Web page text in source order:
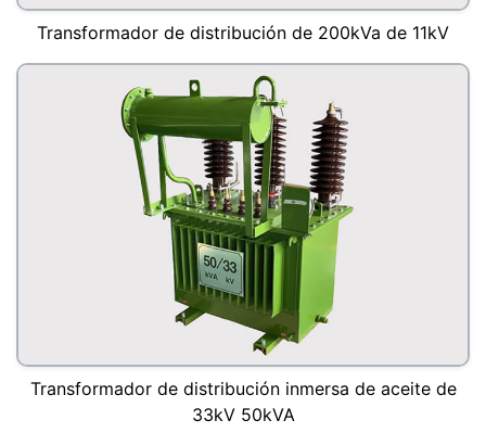
Transformador de distribución de 200kVa de 11kV
Transformador de distribución inmersa de aceite de
33kV 50kVA